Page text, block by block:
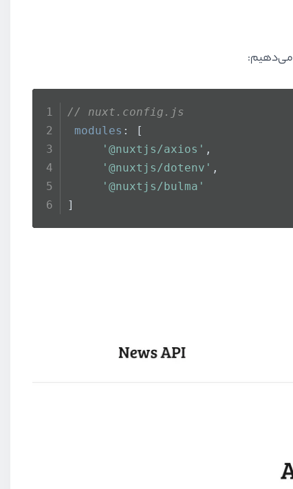
// nuxt.config.js
modules : [
'@nuxtjs/axios' ,
'@nuxtjs/dotenv' ,
'@nuxtjs/bulma'
]